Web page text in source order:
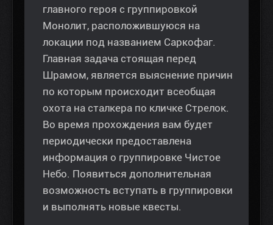
главного героя с группировкой
Монолит, расположившуюся на
локации под названием Саркофаг.
Главная задача стоящая перед
Шрамом, является выяснение причин
по которым происходит всеобщая
охота на сталкера по кличке Стрелок.
Во время прохождения вам будет
периодически предоставлена
информация о группировке Чистое
Небо. Появиться дополнительная
возможность вступать в группировки
и выполнять новые квесты.